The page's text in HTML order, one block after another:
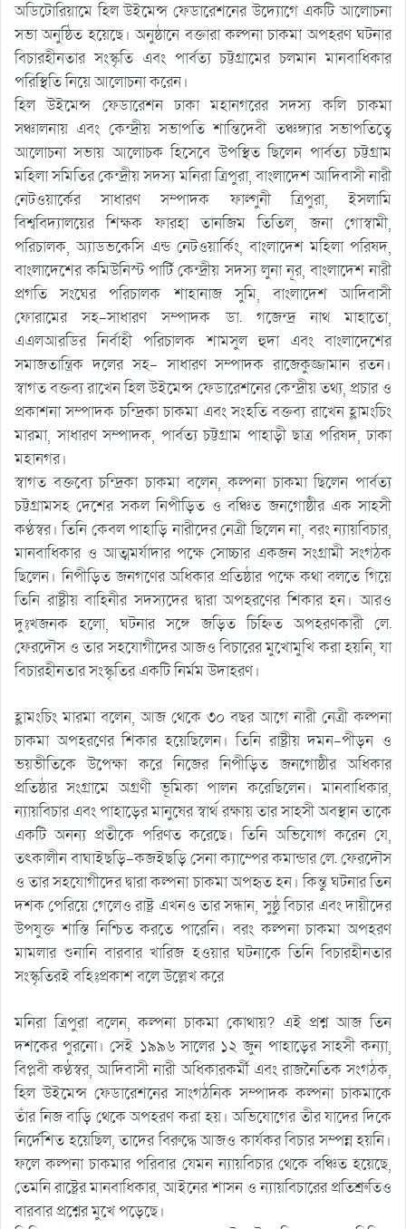
অডিটোরিয়ামে হিল উইমেন্স ফেডারেশনের উদ্যোগে একটি আলোচনা
সভা অনুষ্ঠিত হয়েছে। অনুষ্ঠানে বক্তারা কল্পনা চাকমা অপহরণ ঘটনার
বিচারহীনতার সংস্কৃতি এবং পার্বত্য চট্টগ্রামের চলমান মানবাধিকার
পরিস্থিতি নিয়ে আলোচনা করেন।
হিল উইমেন্স ফেডারেশন ঢাকা মহানগরের সদস্য কলি চাকমা
সঞ্চালনায় এবং কেন্দ্রীয় সভাপতি শান্তিদেবী তঞ্চঙ্গ্যার সভাপতিত্বে
আলোচনা সভায় আলোচক হিসেবে উপস্থিত ছিলেন পার্বত্য চট্টগ্রাম
মহিলা সমিতির কেন্দ্রীয় সদস্য মনিরা ত্রিপুরা, বাংলাদেশ আদিবাসী নারী
নেটওয়ার্কের সাধারণ সম্পাদক ফাল্গুনী ত্রিপুরা, ইসলামি
বিশ্ববিদ্যালয়ের শিক্ষক ফারহা তানজিম তিতিল, জনা গোস্বামী,
পরিচালক, অ্যাডভকেসি এন্ড নেটওয়ার্কিং, বাংলাদেশ মহিলা পরিষদ,
বাংলাদেশের কমিউনিস্ট পার্টি কেন্দ্রীয় সদস্য লুনা নূর, বাংলাদেশ নারী
প্রগতি সংঘের পরিচালক শাহানাজ সুমি, বাংলাদেশ আদিবাসী
ফোরামের সহ-সাধারণ সম্পাদক ডা. গজেন্দ্র নাথ মাহাতো,
এএলআরডির নির্বাহী পরিচালক শামসুল হুদা এবং বাংলাদেশের
সমাজতান্ত্রিক দলের সহ- সাধারণ সম্পাদক রাজেকুজ্জামান রতন।
স্বাগত বক্তব্য রাখেন হিল উইমেন্স ফেডারেশনের কেন্দ্রীয় তথ্য, প্রচার ও
প্রকাশনা সম্পাদক চন্দ্রিকা চাকমা এবং সংহতি বক্তব্য রাখেন হ্লামংচিং
মারমা, সাধারণ সম্পাদক, পার্বত্য চট্টগ্রাম পাহাড়ী ছাত্র পরিষদ, ঢাকা
মহানগর।
স্বাগত বক্তব্যে চন্দ্রিকা চাকমা বলেন, কল্পনা চাকমা ছিলেন পার্বত্য
চট্টগ্রামসহ দেশের সকল নিপীড়িত ও বঞ্চিত জনগোষ্ঠীর এক সাহসী
কণ্ঠস্বর। তিনি কেবল পাহাড়ি নারীদের নেত্রী ছিলেন না, বরং ন্যায়বিচার,
মানবাধিকার ও আত্মমর্যাদার পক্ষে সোচ্চার একজন সংগ্রামী সংগঠক
ছিলেন। নিপীড়িত জনগণের অধিকার প্রতিষ্ঠার পক্ষে কথা বলতে গিয়ে
তিনি রাষ্ট্রীয় বাহিনীর সদস্যদের দ্বারা অপহরণের শিকার হন। আরও
দুঃখজনক হলো, ঘটনার সঙ্গে জড়িত চিহ্নিত অপহরণকারী লে.
ফেরদৌস ও তার সহযোগীদের আজও বিচারের মুখোমুখি করা হয়নি, যা
বিচারহীনতার সংস্কৃতির একটি নির্মম উদাহরণ।
হ্লামংচিং মারমা বলেন, আজ থেকে ৩০ বছর আগে নারী নেত্রী কল্পনা
চাকমা অপহরণের শিকার হয়েছিলেন। তিনি রাষ্ট্রীয় দমন-পীড়ন ও
ভয়ভীতিকে উপেক্ষা করে নিজের নিপীড়িত জনগোষ্ঠীর অধিকার
প্রতিষ্ঠার সংগ্রামে অগ্রণী ভূমিকা পালন করেছিলেন। মানবাধিকার,
ন্যায়বিচার এবং পাহাড়ের মানুষের স্বার্থ রক্ষায় তার সাহসী অবস্থান তাকে
একটি অনন্য প্রতীকে পরিণত করেছে। তিনি অভিযোগ করেন যে,
তৎকালীন বাঘাইছড়ি-কজইছড়ি সেনা ক্যাম্পের কমান্ডার লে. ফেরদৌস
ও তার সহযোগীদের দ্বারা কল্পনা চাকমা অপহৃত হন। কিন্তু ঘটনার তিন
দশক পেরিয়ে গেলেও রাষ্ট্র এখনও তার সন্ধান, সুষ্ঠু বিচার এবং দায়ীদের
উপযুক্ত শাস্তি নিশ্চিত করতে পারেনি। বরং কল্পনা চাকমা অপহরণ
মামলার শুনানি বারবার খারিজ হওয়ার ঘটনাকে তিনি বিচারহীনতার
সংস্কৃতিরই বহিঃপ্রকাশ বলে উল্লেখ করে
মনিরা ত্রিপুরা বলেন, কল্পনা চাকমা কোথায়? এই প্রশ্ন আজ তিন
দশকের পুরনো। সেই ১৯৯৬ সালের ১২ জুন পাহাড়ের সাহসী কন্যা,
বিপ্লবী কণ্ঠস্বর, আদিবাসী নারী অধিকারকর্মী এবং রাজনৈতিক সংগঠক,
হিল উইমেন্স ফেডারেশনের সাংগঠনিক সম্পাদক কল্পনা চাকমাকে
তাঁর নিজ বাড়ি থেকে অপহরণ করা হয়। অভিযোগের তীর যাদের দিকে
নির্দেশিত হয়েছিল, তাদের বিরুদ্ধে আজও কার্যকর বিচার সম্পন্ন হয়নি।
ফলে কল্পনা চাকমার পরিবার যেমন ন্যায়বিচার থেকে বঞ্চিত হয়েছে,
তেমনি রাষ্ট্রের মানবাধিকার, আইনের শাসন ও ন্যায়বিচারের প্রতিশ্রুতিও
বারবার প্রশ্নের মুখে পড়েছে।